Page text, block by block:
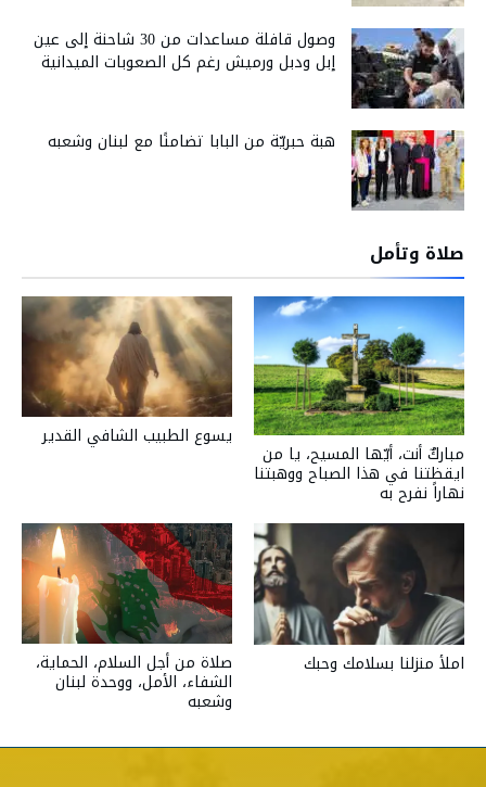
وصول قافلة مساعدات من 30 شاحنة إلى عين
إبل ودبل ورميش رغم كل الصعوبات الميدانية
هبة حبريّة من البابا تضامنًا مع لبنان وشعبه
صلاة وتأمل
يسوع الطبيب الشافي القدير
مباركٌ أنت، أيّها المسيح، يا من
ايقظتنا في هذا الصباح ووهبتنا
نهاراً نفرح به
صلاة من أجل السلام، الحماية،
الشفاء، الأمل، ووحدة لبنان
وشعبه
املأ منزلنا بسلامك وحبك